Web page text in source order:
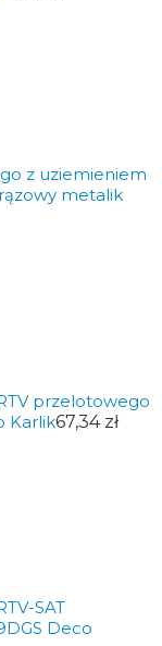
z uziemieniem
metalik
przelotowego
Karlik67,34 zł
SAT
Deco